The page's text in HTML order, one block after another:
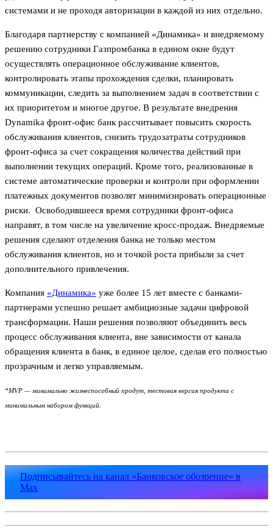
системами и не проходя авторизации в каждой из них отдельно.
Благодаря партнерству с компанией «Динамика» и внедряемому
решению сотрудники Газпромбанка в едином окне будут
осуществлять операционное обслуживание клиентов,
контролировать этапы прохождения сделки, планировать
коммуникации, следить за выполнением задач в соответствии с
их приоритетом и многое другое. В результате внедрения
Dynamika фронт-офис банк рассчитывает повысить скорость
обслуживания клиентов, снизить трудозатраты сотрудников
фронт-офиса за счет сокращения количества действий при
выполнении текущих операций. Кроме того, реализованные в
системе автоматические проверки и контроли при оформлении
платежных документов позволят минимизировать операционные
риски. Освободившееся время сотрудники фронт-офиса
направят, в том числе на увеличение кросс-продаж. Внедряемые
решения сделают отделения банка не только местом
обслуживания клиентов, но и точкой роста прибыли за счет
дополнительного привлечения.
Компания «Динамика» уже более 15 лет вместе с банками-
партнерами успешно решает амбициозные задачи цифровой
трансформации. Наши решения позволяют объединить весь
процесс обслуживания клиента, вне зависимости от канала
обращения клиента в банк, в единое целое, сделав его полностью
прозрачным и легко управляемым.
*MVP — минимально жизнеспособный продут, тестовая версия продукта с
минимальным набором функций.
Подписывайтесь на канал «Банковское обозрение» в
Max